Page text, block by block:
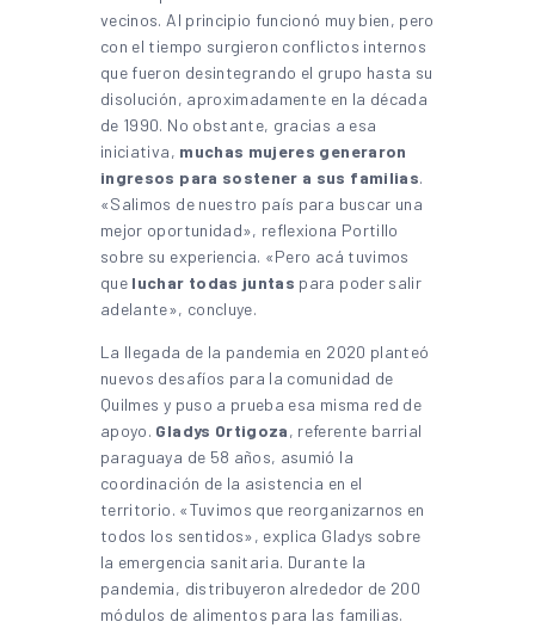
vecinos. Al principio funcionó muy bien, pero
con el tiempo surgieron conflictos internos
que fueron desintegrando el grupo hasta su
disolución, aproximadamente en la década
de 1990. No obstante, gracias a esa
iniciativa, muchas mujeres generaron
ingresos para sostener a sus familias.
«Salimos de nuestro país para buscar una
mejor oportunidad», reflexiona Portillo
sobre su experiencia. «Pero acá tuvimos
que luchar todas juntas para poder salir
adelante», concluye.
La llegada de la pandemia en 2020 planteó
nuevos desafíos para la comunidad de
Quilmes y puso a prueba esa misma red de
apoyo. Gladys Ortigoza, referente barrial
paraguaya de 58 años, asumió la
coordinación de la asistencia en el
territorio. «Tuvimos que reorganizarnos en
todos los sentidos», explica Gladys sobre
la emergencia sanitaria. Durante la
pandemia, distribuyeron alrededor de 200
módulos de alimentos para las familias.